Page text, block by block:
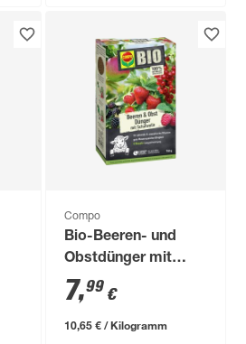
Compo
Bio-Beeren- und
Obstdünger mit
Schafwolle 750 g
7,99 €
10,65 € / Kilogramm